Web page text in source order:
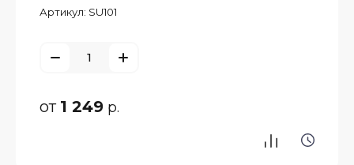
Артикул: SU101
от 1 249 р.